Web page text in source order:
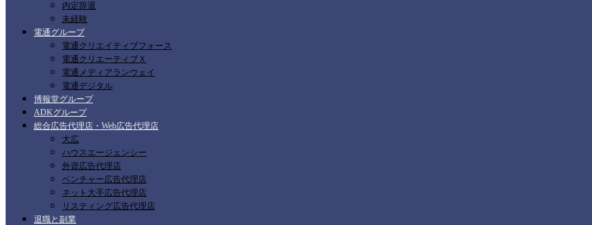
内定辞退
未経験
電通グループ
電通クリエイティブフォース
電通クリエーティブＸ
電通メディアランウェイ
電通デジタル
博報堂グループ
ADKグループ
総合広告代理店・Web広告代理店
大広
ハウスエージェンシー
外資広告代理店
ベンチャー広告代理店
ネット大手広告代理店
リスティング広告代理店
退職と副業